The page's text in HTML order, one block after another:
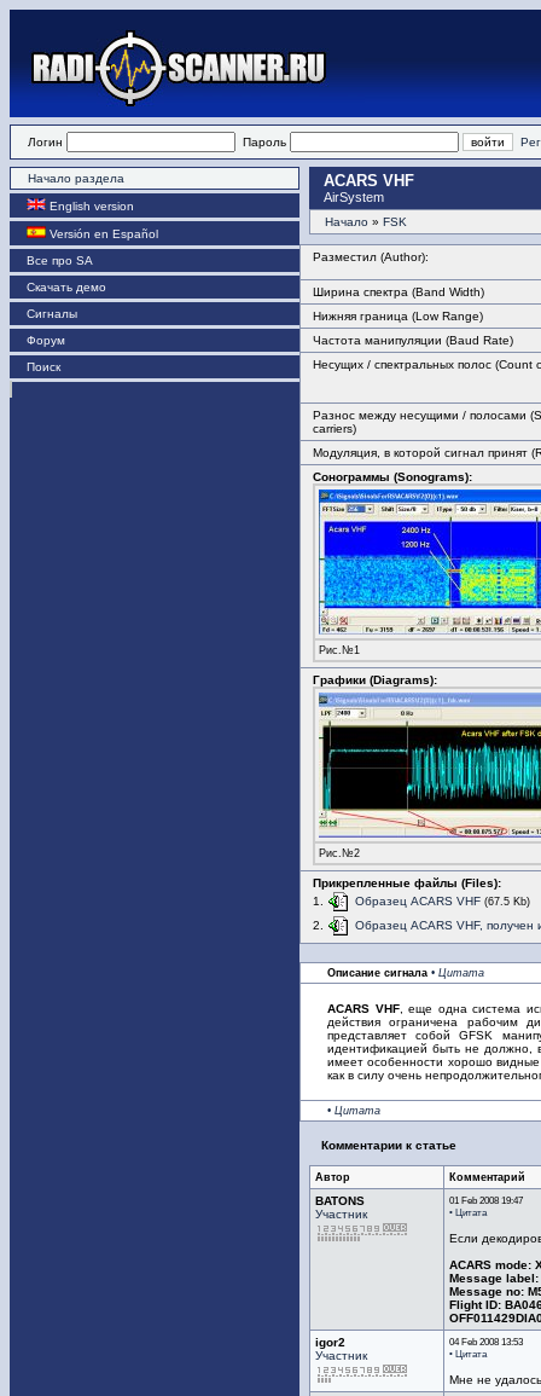
Логин Пароль
Начало раздела
English version
Versión en Español
Все про SA
Скачать демо
Сигналы
Форум
Поиск
ACARS VHF
AirSystem
Начало » FSK
Разместил (Author):
Ширина спектра (Band Width)
Нижняя граница (Low Range)
Частота манипуляции (Baud Rate)
Несущих / спектральных полос (Count
Разнос между несущими / полосами
carriers)
Модуляция, в которой сигнал принят
Сонограммы (Sonograms):
Рис.№1
Графики (Diagrams):
Рис.№2
Прикрепленные файлы (Files):
1.
Образец ACARS VHF (67.5 Kb)
2. Образец ACARS VHF, получен
Описание сигнала • Цитата
ACARS VHF, еще одна система
действия ограничена рабочим
представляет собой GFSK
идентификацией быть не должно,
имеет особенности хорошо
как в силу очень
• Цитата
Комментарии к статье
Автор Комментарий
BATONS
Участник
01 Feb 2008 19:47
• Цитата
Если
ACARS mode:
Message
Message no:
Flight ID:
igor2
Участник
04 Feb 2008 13:53
• Цитата
Мне не